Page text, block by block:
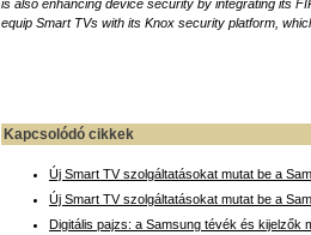
is also enhancing device security by integrating its
equip Smart TVs with its Knox security platform,
Kapcsolódó cikkek
Új Smart TV szolgáltatásokat mutat be a
Új Smart TV szolgáltatásokat mutat be a
Digitális pajzs: a Samsung tévék és kijelzők